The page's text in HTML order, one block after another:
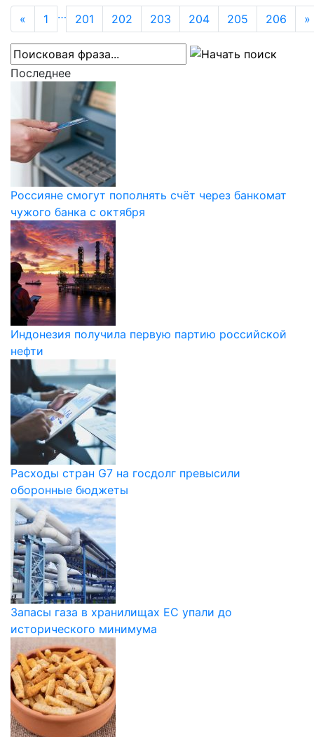
« 1 … 201 202 203 204 205 206 »
Последнее
Россияне смогут пополнять счёт через банкомат
чужого банка с октября
Индонезия получила первую партию российской
нефти
Расходы стран G7 на госдолг превысили
оборонные бюджеты
Запасы газа в хранилищах ЕС упали до
исторического минимума